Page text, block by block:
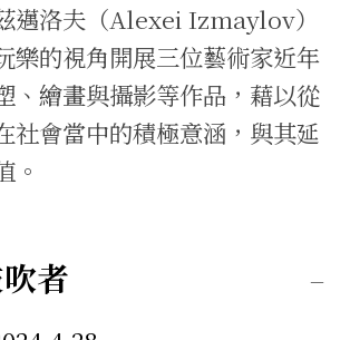
邁洛夫（Alexei Izmaylov）
樂的視角開展三位藝術家近年
、繪畫與攝影等作品，藉以從
社會當中的積極意涵，與其延
。
者